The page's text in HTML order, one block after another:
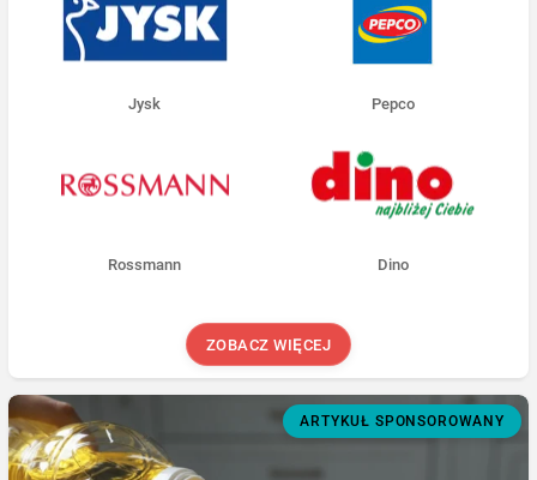
Jysk Pepco
Rossmann Dino
ZOBACZ WIĘCEJ
ARTYKUŁ SPONSOROWANY